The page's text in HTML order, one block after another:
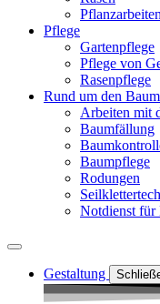
Pflanzarbeiten
Pflege
Gartenpflege
Pflege von
Rasenpflege
Rund um den Baum
Arbeiten mit
Baumfällung
Baumpflege
Rodungen
Notdienst für
Gestaltung